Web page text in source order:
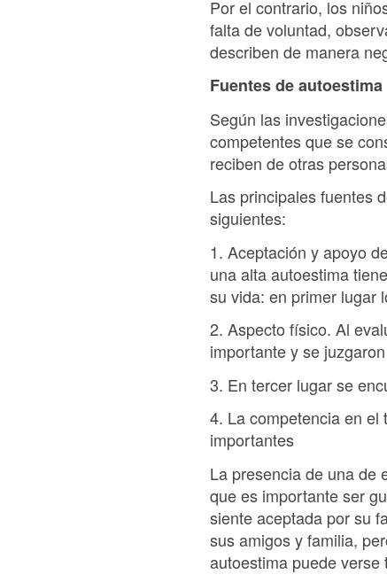
Por el contrario, los
falta de voluntad,
describen de manera
Fuentes de autoestima
Según las
competentes que se
reciben de otras
Las principales fuentes
siguientes:
1. Aceptación y apoyo
una alta autoestima
su vida: en primer lugar
2. Aspecto físico. Al
importante y se
3. En tercer lugar se
4. La competencia en el
importantes
La presencia de una de
que es importante ser
siente aceptada por su
sus amigos y familia,
autoestima puede verse